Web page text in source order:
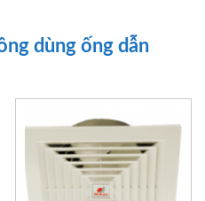
dùng ống dẫn